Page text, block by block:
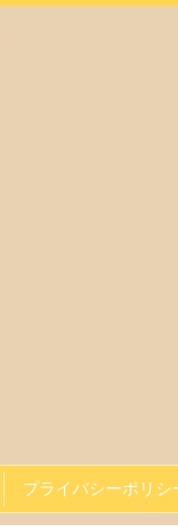
プライバシーポリシ